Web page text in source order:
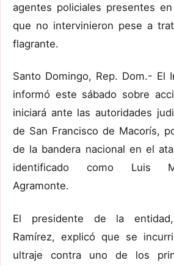
agentes policiales presentes
que no intervinieron pese a
flagrante.
Santo Domingo, Rep. Dom.- El
informó este sábado sobre
iniciará ante las autoridades
de San Francisco de Macorís,
de la bandera nacional en el
identificado como Luis
Agramonte.
El presidente de la
Ramírez, explicó que se
ultraje contra uno de los